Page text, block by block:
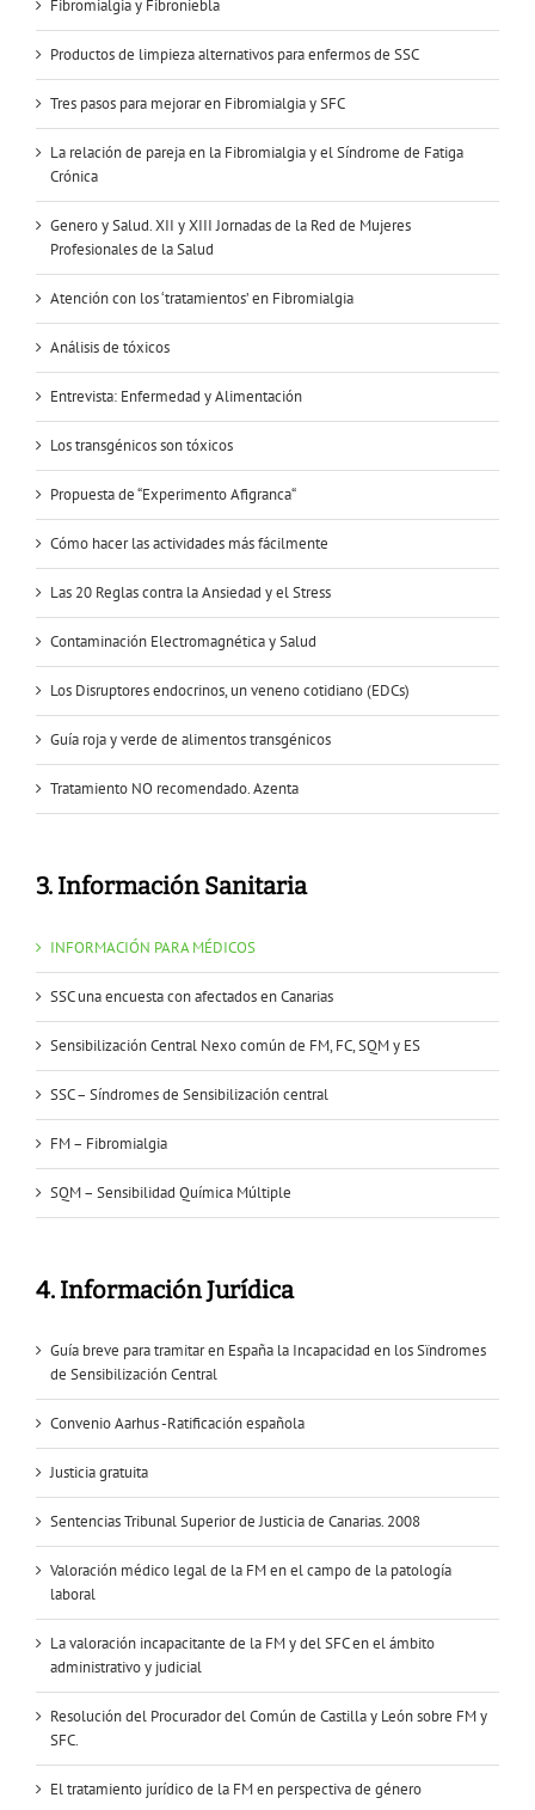
Fibromialgia y Fibroniebla
Productos de limpieza alternativos para enfermos de SSC
Tres pasos para mejorar en Fibromialgia y SFC
La relación de pareja en la Fibromialgia y el Síndrome de Fatiga
Crónica
Genero y Salud. XII y XIII Jornadas de la Red de Mujeres
Profesionales de la Salud
Atención con los ‘tratamientos’ en Fibromialgia
Análisis de tóxicos
Entrevista: Enfermedad y Alimentación
Los transgénicos son tóxicos
Propuesta de “Experimento Afigranca“
Cómo hacer las actividades más fácilmente
Las 20 Reglas contra la Ansiedad y el Stress
Contaminación Electromagnética y Salud
Los Disruptores endocrinos, un veneno cotidiano (EDCs)
Guía roja y verde de alimentos transgénicos
Tratamiento NO recomendado. Azenta
3. Información Sanitaria
INFORMACIÓN PARA MÉDICOS
SSC una encuesta con afectados en Canarias
Sensibilización Central Nexo común de FM, FC, SQM y ES
SSC – Síndromes de Sensibilización central
FM – Fibromialgia
SQM – Sensibilidad Química Múltiple
4. Información Jurídica
Guía breve para tramitar en España la Incapacidad en los Sïndromes
de Sensibilización Central
Convenio Aarhus -Ratificación española
Justicia gratuita
Sentencias Tribunal Superior de Justicia de Canarias. 2008
Valoración médico legal de la FM en el campo de la patología
laboral
La valoración incapacitante de la FM y del SFC en el ámbito
administrativo y judicial
Resolución del Procurador del Común de Castilla y León sobre FM y
SFC.
El tratamiento jurídico de la FM en perspectiva de género